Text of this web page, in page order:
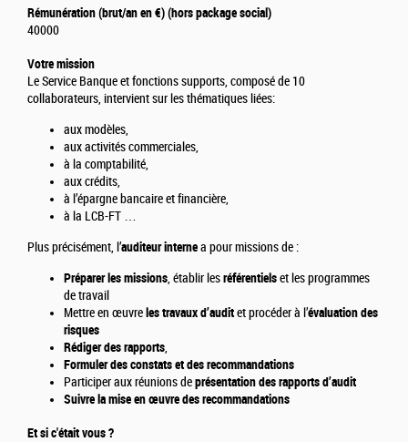
Rémunération (brut/an en €) (hors package social)
40000
Votre mission
Le Service Banque et fonctions supports, composé de 10
collaborateurs, intervient sur les thématiques liées:
aux modèles,
aux activités commerciales,
à la comptabilité,
aux crédits,
à l’épargne bancaire et financière,
à la LCB-FT …
Plus précisément, l’auditeur internea pour missions de :
Préparer les missions, établir lesréférentielset les programmes
de travail
Mettre en œuvreles travaux d’auditet procéder à l’évaluation des
risques
Rédiger des rapports,
Formuler des constats et des recommandations
Participer aux réunions deprésentation des rapports d’audit
Suivre la mise en œuvre des recommandations
Et si c'était vous ?